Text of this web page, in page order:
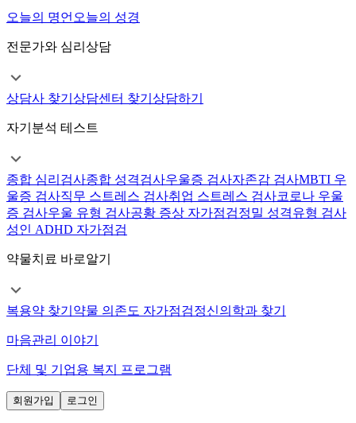
오늘의 명언 오늘의 성경
전문가와 심리상담
상담사 찾기 상담센터 찾기 상담하기
자기분석 테스트
종합 심리검사종합 성격검사우울증 검사자존감 검사MBTI 우
울증 검사직무 스트레스 검사취업 스트레스 검사코로나 우울
증 검사우울 유형 검사공황 증상 자가점검정밀 성격유형 검사
성인 ADHD 자가점검
약물치료 바로알기
복용약 찾기 약물 의존도 자가점검정신의학과 찾기
마음관리 이야기
단체 및 기업용 복지 프로그램
회원가입 로그인